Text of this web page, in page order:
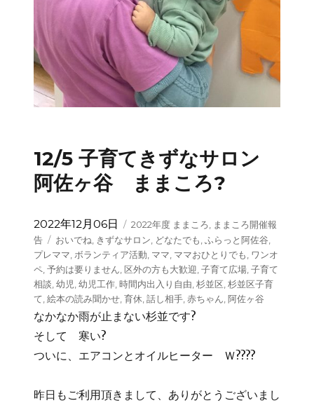
12/5 子育てきずなサロン
阿佐ヶ谷 ままころ?
投
稿
日:
2022年12月06日
カ
テ
ゴ
リ
ー
2022年度 ままころ, ままころ開催報
告
タ
グ
おいでね, きずなサロン, どなたでも,ふらっと阿佐谷,
プレママ,ボランティア活動, ママ, ママおひとりでも, ワンオ
ペ,予約は要りません, 区外の方も大歓迎,子育て広場,子育て
相談,幼児,幼児工作,時間内出入り自由,杉並区,杉並区子育
て,絵本の読み聞かせ,育休,話し相手,赤ちゃん,阿佐ヶ谷
なかなか雨が止まない杉並です?
そして 寒い?
ついに、エアコンとオイルヒーター Ｗ????
昨日もご利用頂きまして、ありがとうございまし